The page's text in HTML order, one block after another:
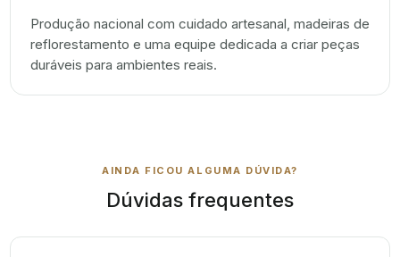
Produção nacional com cuidado artesanal, madeiras de
reflorestamento e uma equipe dedicada a criar peças
duráveis para ambientes reais.
AINDA FICOU ALGUMA DÚVIDA?
Dúvidas frequentes